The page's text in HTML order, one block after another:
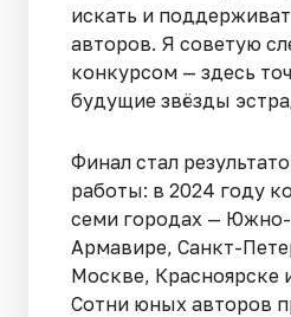
искать и
авторов. Я советую
конкурсом — здесь
будущие звёзды
Финал стал
работы: в 2024 году
семи городах — Южно-
Армавире, Санкт-
Москве, Красноярске
Сотни юных авторов